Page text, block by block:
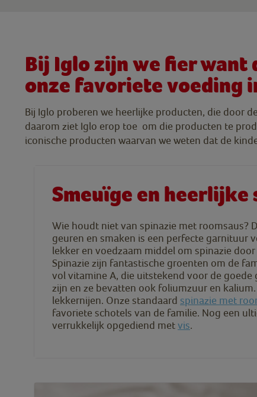
Bij Iglo zijn we fier want
onze favoriete voeding
Bij Iglo proberen we heerlijke producten, die door
daarom ziet Iglo erop toe om die producten te
iconische producten waarvan we weten dat de
Smeuïge en heerlijke
Wie houdt niet van spinazie met roomsaus?
geuren en smaken is een perfecte garnituur
lekker en voedzaam middel om spinazie
Spinazie zijn fantastische groenten om de
vol vitamine A, die uitstekend voor de goede
zijn en ze bevatten ook foliumzuur en
lekkernijen. Onze standaard spinazie met
favoriete schotels van de familie. Nog een
verrukkelijk opgediend metvis.